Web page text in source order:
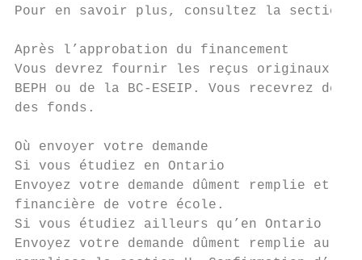
Pour en savoir plus, consultez la section
Après l’approbation du financement
Vous devrez fournir les reçus originaux
BEPH ou de la BC-ESEIP. Vous recevrez
des fonds.
Où envoyer votre demande
Si vous étudiez en Ontario
Envoyez votre demande dûment remplie et
financière de votre école.
Si vous étudiez ailleurs qu’en Ontario
Envoyez votre demande dûment remplie au